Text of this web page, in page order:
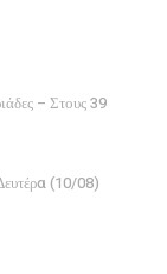
– Στους 39
(10/08)